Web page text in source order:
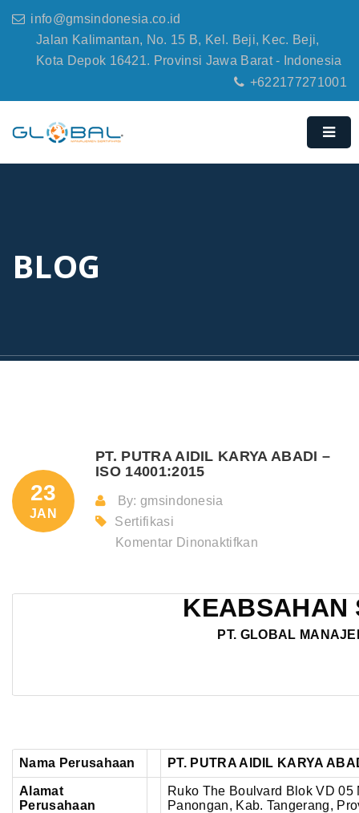
info@gmsindonesia.co.id
Jalan Kalimantan, No. 15 B, Kel. Beji, Kec. Beji,
Kota Depok 16421. Provinsi Jawa Barat - Indonesia
+622177271001
BLOG
23
JAN
PT. PUTRA AIDIL KARYA ABADI –
ISO 14001:2015
By: gmsindonesia
Sertifikasi
Komentar Dinonaktifkan
AIDIL
KEABSAHAN
PT. GLOBAL
Nama Perusahaan PT. PUTRA AIDIL KARYA
Alamat
Perusahaan
Ruko The Boulvard Blok VD
Panongan, Kab. Tangerang,